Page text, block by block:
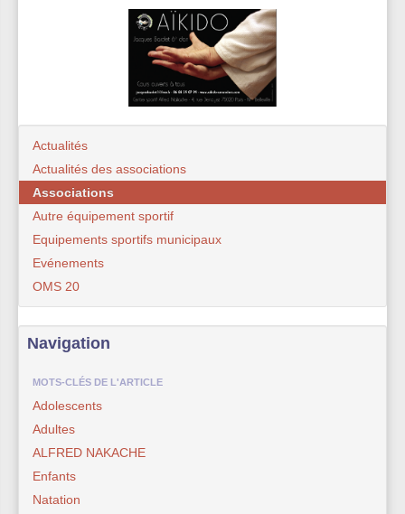
Actualités
Actualités des associations
Associations
Autre équipement sportif
Equipements sportifs municipaux
Evénements
OMS 20
Navigation
MOTS-CLÉS DE L'ARTICLE
Adolescents
Adultes
ALFRED NAKACHE
Enfants
Natation